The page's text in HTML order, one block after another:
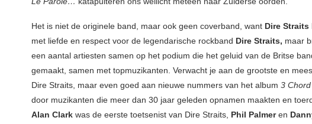
Het is niet de originele band, maar ook geen coverband, want Dire Straits
met liefde en respect voor de legendarische rockband Dire Straits, maar
een aantal artiesten samen op het podium die het geluid van de Britse
gemaakt, samen met topmuzikanten. Verwacht je aan de grootste en
Dire Straits, maar even goed aan nieuwe nummers van het album 3
door muzikanten die meer dan 30 jaar geleden opnamen maakten en
Alan Clark was de eerste toetsenist van Dire Straits, Phil Palmeren